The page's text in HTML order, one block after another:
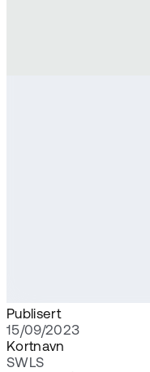
Publisert
15/09/2023
Kortnavn
SWLS